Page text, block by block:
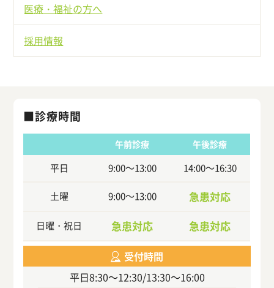
医療・福祉の方へ
採用情報
診療時間
午前診療 午後診療
平日 9:00～13:00 14:00～16:30
土曜 9:00～13:00 急患対応
日曜・祝日 急患対応 急患対応
受付時間
平日8:30～12:30/13:30～16:00